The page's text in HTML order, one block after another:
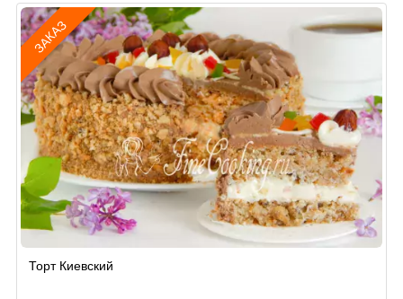
ЗАКАЗ
по
Торт Киевский